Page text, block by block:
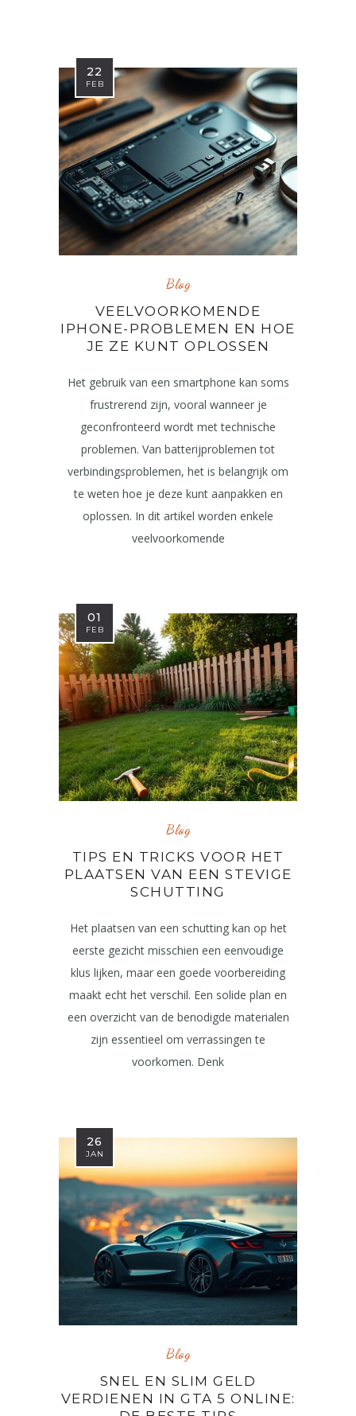
22
FEB
Blog
VEELVOORKOMENDE
IPHONE-PROBLEMEN EN HOE
JE ZE KUNT OPLOSSEN
Het gebruik van een smartphone kan soms
frustrerend zijn, vooral wanneer je
geconfronteerd wordt met technische
problemen. Van batterijproblemen tot
verbindingsproblemen, het is belangrijk om
te weten hoe je deze kunt aanpakken en
oplossen. In dit artikel worden enkele
veelvoorkomende
01
FEB
Blog
TIPS EN TRICKS VOOR HET
PLAATSEN VAN EEN STEVIGE
SCHUTTING
Het plaatsen van een schutting kan op het
eerste gezicht misschien een eenvoudige
klus lijken, maar een goede voorbereiding
maakt echt het verschil. Een solide plan en
een overzicht van de benodigde materialen
zijn essentieel om verrassingen te
voorkomen. Denk
26
JAN
Blog
SNEL EN SLIM GELD
VERDIENEN IN GTA 5 ONLINE: